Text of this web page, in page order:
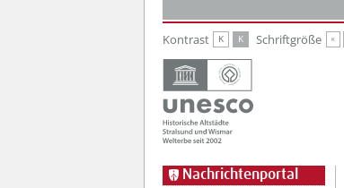
Kontrast K K Schriftgröße K
Nachrichtenportal